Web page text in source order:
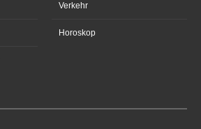
Verkehr
Horoskop